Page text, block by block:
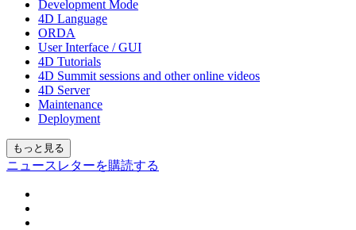
Development Mode
4D Language
ORDA
User Interface / GUI
4D Tutorials
4D Summit sessions and other online videos
4D Server
Maintenance
Deployment
もっと見る
ニュースレターを購読する